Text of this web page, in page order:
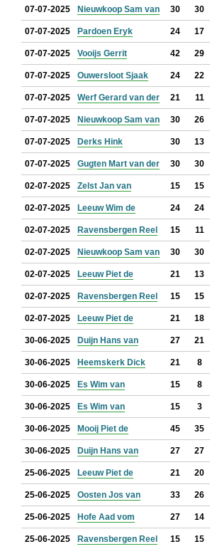
07-07-2025 Nieuwkoop Sam van 30 30
07-07-2025 Pardoen Eryk 24 17
07-07-2025 Vooijs Gerrit 42 29
07-07-2025 Ouwersloot Sjaak 24 22
07-07-2025 Werf Gerard van der 21 11
07-07-2025 Nieuwkoop Sam van 30 26
07-07-2025 Derks Hink 30 13
07-07-2025 Gugten Mart van der 30 30
02-07-2025 Zelst Jan van 15 15
02-07-2025 Leeuw Wim de 24 24
02-07-2025 Ravensbergen Reel 15 11
02-07-2025 Nieuwkoop Sam van 30 30
02-07-2025 Leeuw Piet de 21 13
02-07-2025 Ravensbergen Reel 15 15
02-07-2025 Leeuw Piet de 21 18
30-06-2025 Duijn Hans van 27 21
30-06-2025 Heemskerk Dick 21 8
30-06-2025 Es Wim van 15 8
30-06-2025 Es Wim van 15 3
30-06-2025 Mooij Piet de 45 35
30-06-2025 Duijn Hans van 27 27
25-06-2025 Leeuw Piet de 21 20
25-06-2025 Oosten Jos van 33 26
25-06-2025 Hofe Aad vom 27 14
25-06-2025 Ravensbergen Reel 15 15